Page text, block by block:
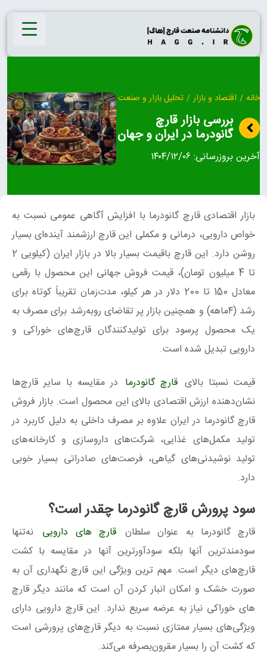
Skip
content
خانه / اقتصاد و بازار / تحلیل بازار و صنعت
بررسی بازار قارچ
گانودرما در ایران و جهان
آخرین بروزرسانی: ۱۴۰۴/۱۲/۰۶
بازار اقتصادی قارچ گانودرما با افزایش آگاهی عمومی نسبت به
خواص دارویی، درمانی و مکملی این قارچ ارزشمند آینده‌ای بسیار
روشن دارد. این قارچ باقیمت بسیار بالا در بازار ایران (کیلویی 2
تا 4 میلیون تومان)، قیمت فروش جهانی این محصول با رقمی
معادل 150 تا 200 دلار در هر کیلو، مدت‌زمان تقریباً کوتاه برای
رشد (۴ماهه) و همچنین بازار پر تقاضای روبه‌رشد برای مصرف به
یک محصول پرسود برای تولیدکنندگان قارچ‌های خوراکی و
دارویی تبدیل شده است.
قیمت نسبتا بالای قارچ گانودرما در مقایسه با سایر قارچ‌ها
نشان‌دهنده ارزش اقتصادی بالای این محصول است. بازار فروش
قارچ گانودرما در ایران علاوه بر مصرف داخلی به دلیل کاربرد در
تولید مکمل‌های غذایی، شرکت‌های داروسازی و کارخانه‌های
تولید نوشیدنی‌های گیاهی، فرصت‌های صادراتی بسیار خوبی
دارد.
سود پرورش قارچ گانودرما چقدر است؟
قارچ گانودرما به‌ عنوان سلطان قارچ‌ های دارویی نه‌تنها
سودمندترین آنها بلکه سودآورترین آنها در مقایسه با کشت
قارچ‌های دیگر است. مهم ترین ویژگی این قارچ نگهداری آن به
صورت خشک و امکان انبار کردن آن است که مانند دیگر قارچ
های خوراکی نیاز به عرضه سریع ندارد. این قارچ دارویی دارای
ویژگی‌های بسیار ممتازی نسبت به دیگر قارچ‌های پرورشی است
که کشت آن را بسیار مقرون‌بصرفه می‌کند.